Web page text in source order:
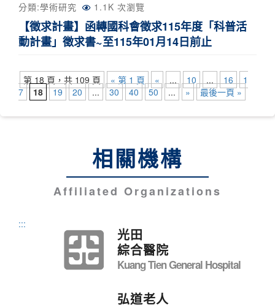
分類:學術研究 1.1K 次瀏覽
【徵求計畫】函轉國科會徵求115年度「科普活
動計畫」徵求書~至115年01月14日前止
第 18 頁，共 109 頁 « 第 1 頁 « ... 10 ... 16
1
7
18 19 20 ... 30 40 50 ... » 最後一頁 »
相關機構
Affiliated Organizations
:::
光田
綜合醫院
Kuang Tien General Hospital
弘道老人